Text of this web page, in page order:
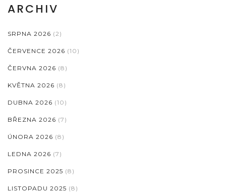
ARCHIV
SRPNA 2026 (2)
ČERVENCE 2026 (10)
ČERVNA 2026 (8)
KVĚTNA 2026 (8)
DUBNA 2026 (10)
BŘEZNA 2026 (7)
ÚNORA 2026 (8)
LEDNA 2026 (7)
PROSINCE 2025 (8)
LISTOPADU 2025 (8)